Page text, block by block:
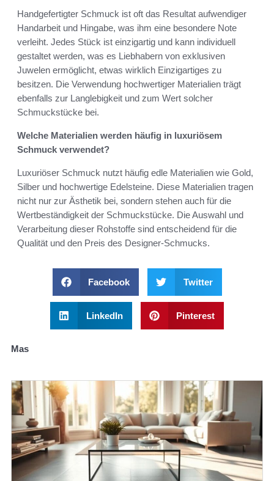
Handgefertigter Schmuck ist oft das Resultat aufwendiger
Handarbeit und Hingabe, was ihm eine besondere Note
verleiht. Jedes Stück ist einzigartig und kann individuell
gestaltet werden, was es Liebhabern von exklusiven
Juwelen ermöglicht, etwas wirklich Einzigartiges zu
besitzen. Die Verwendung hochwertiger Materialien trägt
ebenfalls zur Langlebigkeit und zum Wert solcher
Schmuckstücke bei.
Welche Materialien werden häufig in luxuriösem
Schmuck verwendet?
Luxuriöser Schmuck nutzt häufig edle Materialien wie Gold,
Silber und hochwertige Edelsteine. Diese Materialien tragen
nicht nur zur Ästhetik bei, sondern stehen auch für die
Wertbeständigkeit der Schmuckstücke. Die Auswahl und
Verarbeitung dieser Rohstoffe sind entscheidend für die
Qualität und den Preis des Designer-Schmucks.
Facebook Twitter
LinkedIn Pinterest
Mas